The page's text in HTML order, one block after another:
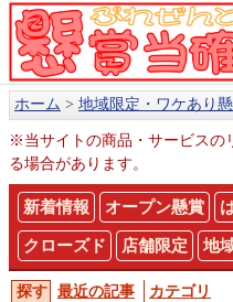
ホーム 地域限定・ワケあり
※当サイトの商品・サービスの
る場合があります。
新着情報 オープン懸賞
クローズド 店舗限定 地
最近の記事 カテゴリ